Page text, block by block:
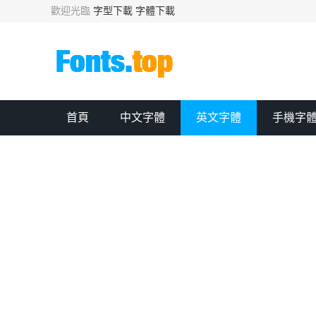
歡迎光臨 字型下載 字體下載
首頁 中文字體 英文字體 手機字